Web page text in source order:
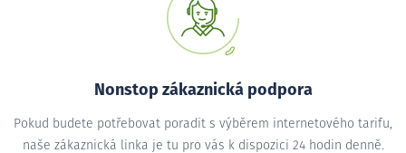
Nonstop zákaznická podpora
Pokud budete potřebovat poradit s výběrem internetového tarifu,
naše zákaznická linka je tu pro vás k dispozici 24 hodin denně.